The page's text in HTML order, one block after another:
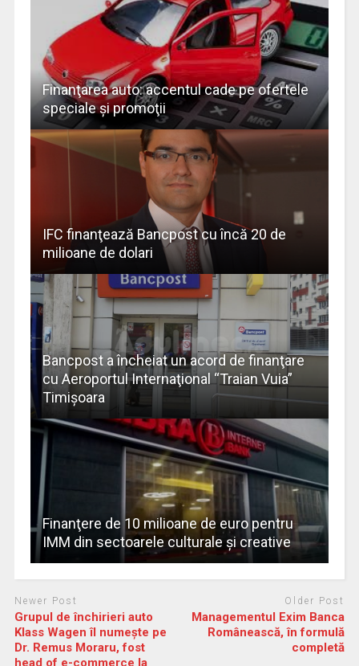
Finanţarea auto: accentul cade pe ofertele
speciale şi promoţii
IFC finanţează Bancpost cu încă 20 de
milioane de dolari
Bancpost a încheiat un acord de finanţare
cu Aeroportul Internaţional “Traian Vuia”
Timişoara
Finanţere de 10 milioane de euro pentru
IMM din sectoarele culturale şi creative
Newer Post
Grupul de închirieri auto
Klass Wagen îl numește pe
Dr. Remus Moraru, fost
head of e-commerce la
Older Post
Managementul Exim Banca
Românească, în formulă
completă